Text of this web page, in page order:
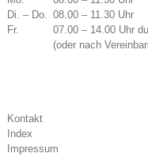
Di. – Do. 08.00 – 11.30 Uhr
Fr.
07.00 – 14.00 Uhr
(oder nach
Kontakt
Index
Impressum